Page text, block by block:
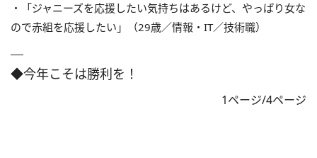
・「ジャニーズを応援したい気持ちはあるけど、やっぱり女な
ので赤組を応援したい」（29歳／情報・IT／技術職）
◆今年こそは勝利を！
1ページ/4ページ